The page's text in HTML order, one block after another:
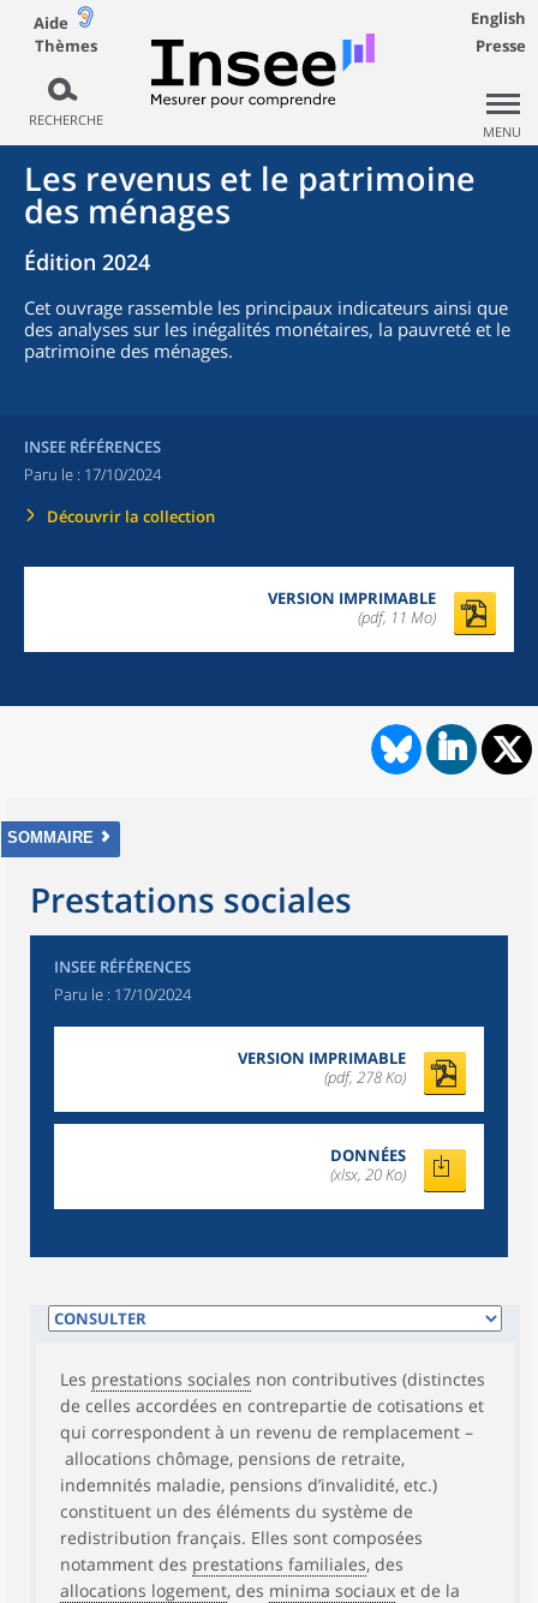
Aide
Thèmes
RECHERCHE
English
Presse
MENU
Les revenus et le patrimoine
des ménages
Édition 2024
Cet ouvrage rassemble les principaux indicateurs ainsi que
des analyses sur les inégalités monétaires, la pauvreté et le
patrimoine des ménages.
INSEE RÉFÉRENCES
Paru le : 17/10/2024
Découvrir la collection
VERSION IMPRIMABLE
(pdf, 11 Mo)
SOMMAIRE
Prestations sociales
INSEE RÉFÉRENCES
Paru le : 17/10/2024
VERSION IMPRIMABLE
(pdf, 278 Ko)
DONNÉES
(xlsx, 20 Ko)
Les prestations sociales non contributives (distinctes
de celles accordées en contrepartie de cotisations et
qui correspondent à un revenu de remplacement –
allocations chômage, pensions de retraite,
indemnités maladie, pensions d’invalidité, etc.)
constituent un des éléments du système de
redistribution français. Elles sont composées
notamment des prestations familiales, des
allocations logement, des minima sociaux et de la